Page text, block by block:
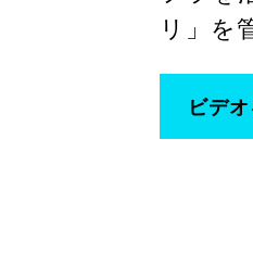
リ」を
ビデ